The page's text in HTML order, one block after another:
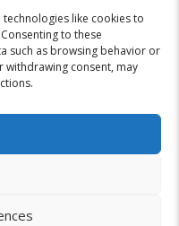
like cookies to
to these
such as browsing behavior or
withdrawing consent, may
COOKIE POLICY (EU)